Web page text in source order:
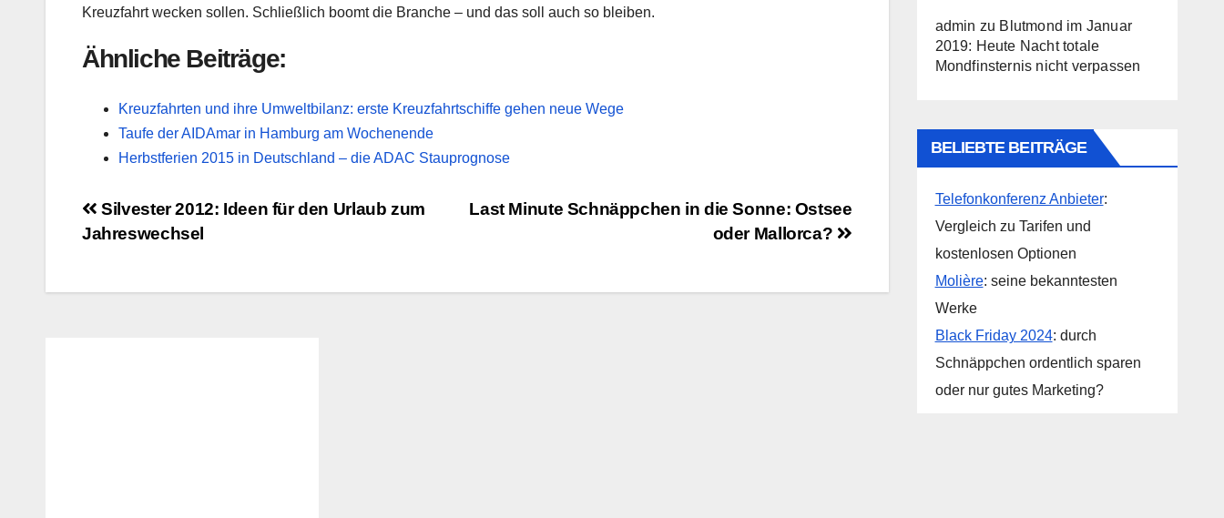
Kreuzfahrt wecken sollen. Schließlich boomt die Branche – und das soll auch so bleiben.
Ähnliche Beiträge:
Kreuzfahrten und ihre Umweltbilanz: erste Kreuzfahrtschiffe gehen neue Wege
Taufe der AIDAmar in Hamburg am Wochenende
Herbstferien 2015 in Deutschland – die ADAC Stauprognose
Beitragsnavigation
Last Minute Schnäppchen in die Sonne: Ostsee
oder Mallorca?
Silvester 2012: Ideen für den Urlaub zum
Jahreswechsel
admin zu Blutmond im Januar
2019: Heute Nacht totale
Mondfinsternis nicht verpassen
BELIEBTE BEITRÄGE
Telefonkonferenz Anbieter:
Vergleich zu Tarifen und
kostenlosen Optionen
Molière: seine bekanntesten
Werke
Black Friday 2024: durch
Schnäppchen ordentlich sparen
oder nur gutes Marketing?